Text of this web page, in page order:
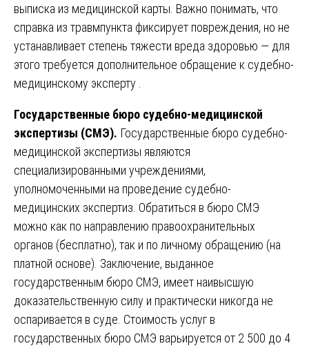
выписка из медицинской карты. Важно понимать, что
справка из травмпункта фиксирует повреждения, но не
устанавливает степень тяжести вреда здоровью — для
этого требуется дополнительное обращение к судебно-
медицинскому эксперту .
Государственные бюро судебно-медицинской
экспертизы (СМЭ). Государственные бюро судебно-
медицинской экспертизы являются
специализированными учреждениями,
уполномоченными на проведение судебно-
медицинских экспертиз. Обратиться в бюро СМЭ
можно как по направлению правоохранительных
органов (бесплатно), так и по личному обращению (на
платной основе). Заключение, выданное
государственным бюро СМЭ, имеет наивысшую
доказательственную силу и практически никогда не
оспаривается в суде. Стоимость услуг в
государственных бюро СМЭ варьируется от 2 500 до 4